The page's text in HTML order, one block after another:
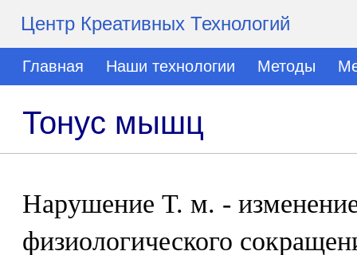
Центр Креативных Технологий
Главная Наши технологии Методы
Тонус мышц
Нарушение Т. м. - изменение
физиологического